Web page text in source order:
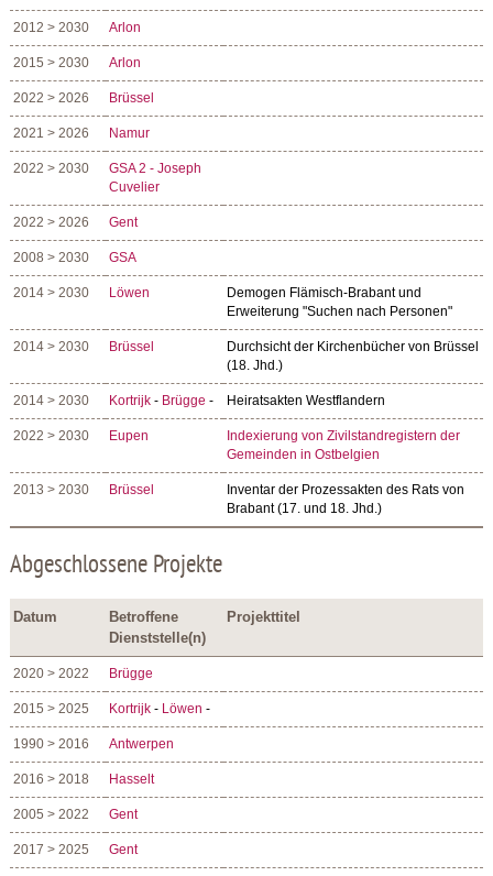
2012 > 2030 Arlon
2015 > 2030 Arlon
2022 > 2026 Brüssel
2021 > 2026 Namur
2022 > 2030
GSA 2 - Joseph
Cuvelier
2022 > 2026 Gent
2008 > 2030 GSA
2014 > 2030 Löwen
Demogen Flämisch-Brabant und
Erweiterung "Suchen nach Personen"
2014 > 2030 Brüssel
Durchsicht der Kirchenbücher von Brüssel
(18. Jhd.)
2014 > 2030 Kortrijk - Brügge - Heiratsakten Westflandern
2022 > 2030 Eupen
Indexierung von Zivilstandregistern der
Gemeinden in Ostbelgien
2013 > 2030 Brüssel
Inventar der Prozessakten des Rats von
Brabant (17. und 18. Jhd.)
Abgeschlossene Projekte
Datum
Betroffene
Dienststelle(n)
Projekttitel
2020 > 2022 Brügge
2015 > 2025 Kortrijk - Löwen -
1990 > 2016 Antwerpen
2016 > 2018 Hasselt
2005 > 2022 Gent
2017 > 2025 Gent